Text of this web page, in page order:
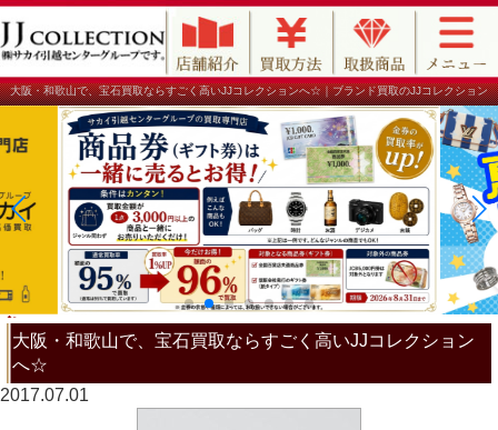
大阪・和歌山で、宝石買取ならすごく高いJJコレクションへ☆｜ブランド買取のJJコレクション
大阪・和歌山で、宝石買取ならすごく高いJJコレクション
へ☆
2017.07.01